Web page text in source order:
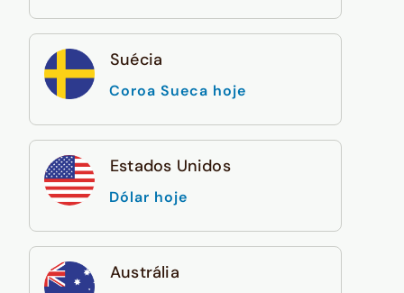
Suécia
Coroa Sueca hoje
Estados Unidos
Dólar hoje
Austrália